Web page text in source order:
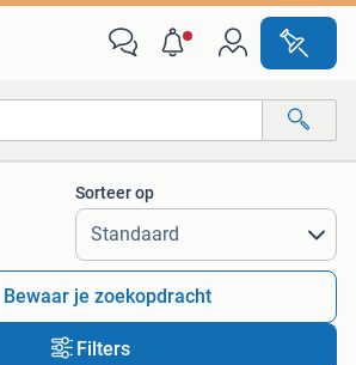
Alle afstanden…
Sorteer op
Bewaar je zoekopdracht
Filters